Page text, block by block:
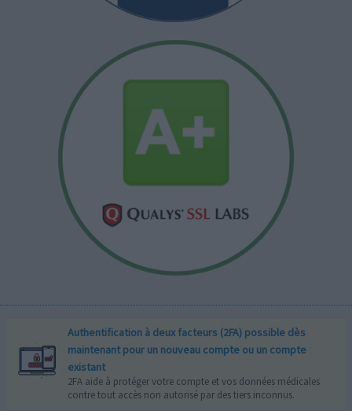
Authentification à deux facteurs (2FA) possible dès
maintenant pour un nouveau compte ou un compte
existant
2FA aide à protéger votre compte et vos données médicales
contre tout accès non autorisé par des tiers inconnus.